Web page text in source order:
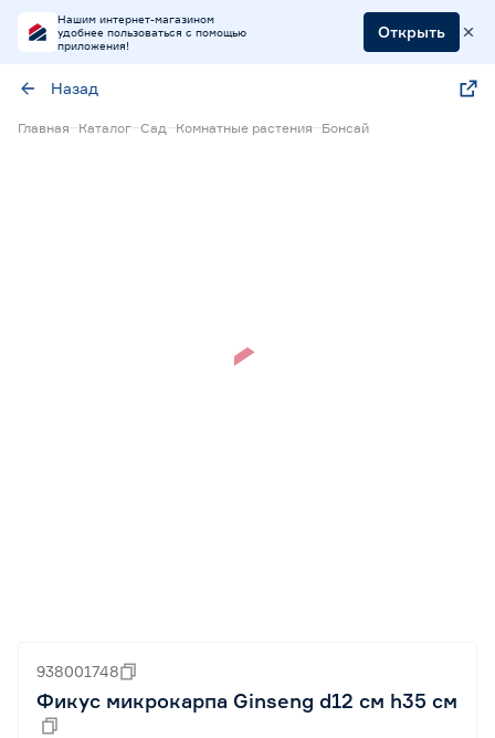
Нашим интернет-магазином
удобнее пользоваться с помощью
приложения!
Открыть
Назад
Главная Каталог Сад Комнатные растения Бонсай
938001748
Фикус микрокарпа Ginseng d12 см h35 см